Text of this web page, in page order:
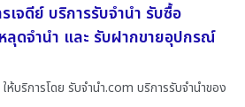
จดีย์ บริการรับจำนำ รับซื้อ
ดจำนำ และ รับฝากขายอุปกรณ์
บริการโดย รับจํานํา.com บริการรับจำนำของ